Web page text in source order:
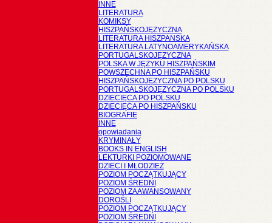
INNE
LITERATURA
KOMIKSY
HISZPAŃSKOJĘZYCZNA
LITERATURA HISZPANSKA
LITERATURA LATYNOAMERYKAŃSKA
PORTUGALSKOJĘZYCZNA
POLSKA W JĘZYKU HISZPAŃSKIM
POWSZECHNA PO HISZPAŃSKU
HISZPAŃSKOJĘZYCZNA PO POLSKU
PORTUGALSKOJĘZYCZNA PO POLSKU
DZIECIĘCA PO POLSKU
DZIECIĘCA PO HISZPAŃSKU
BIOGRAFIE
INNE
opowiadania
KRYMINAŁY
BOOKS IN ENGLISH
LEKTURKI POZIOMOWANE
DZIECI I MŁODZIEŻ
POZIOM POCZĄTKUJĄCY
POZIOM ŚREDNI
POZIOM ZAAWANSOWANY
DOROŚLI
POZIOM POCZĄTKUJĄCY
POZIOM ŚREDNI